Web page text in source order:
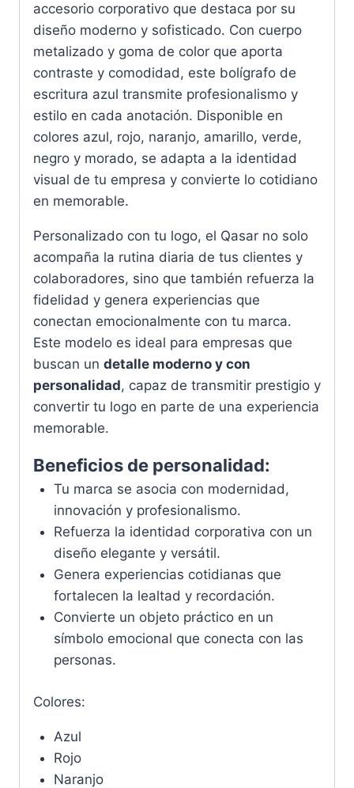
accesorio corporativo que destaca por su
diseño moderno y sofisticado. Con cuerpo
metalizado y goma de color que aporta
contraste y comodidad, este bolígrafo de
escritura azul transmite profesionalismo y
estilo en cada anotación. Disponible en
colores azul, rojo, naranjo, amarillo, verde,
negro y morado, se adapta a la identidad
visual de tu empresa y convierte lo cotidiano
en memorable.
Personalizado con tu logo, el Qasar no solo
acompaña la rutina diaria de tus clientes y
colaboradores, sino que también refuerza la
fidelidad y genera experiencias que
conectan emocionalmente con tu marca.
Este modelo es ideal para empresas que
buscan un detalle moderno y con
personalidad, capaz de transmitir prestigio y
convertir tu logo en parte de una experiencia
memorable.
Beneficios de personalidad:
Tu marca se asocia con modernidad,
innovación y profesionalismo.
Refuerza la identidad corporativa con un
diseño elegante y versátil.
Genera experiencias cotidianas que
fortalecen la lealtad y recordación.
Convierte un objeto práctico en un
símbolo emocional que conecta con las
personas.
Colores:
Azul
Rojo
Naranjo